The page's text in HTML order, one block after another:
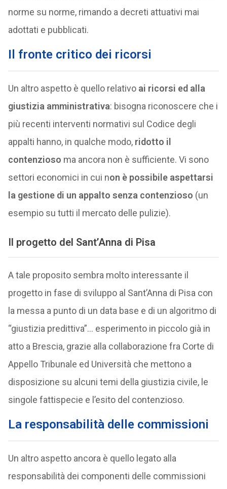
norme su norme, rimando a decreti attuativi mai
adottati e pubblicati.
Il fronte critico dei ricorsi
Un altro aspetto è quello relativo ai ricorsi ed alla
giustizia amministrativa: bisogna riconoscere che i
più recenti interventi normativi sul Codice degli
appalti hanno, in qualche modo, ridotto il
contenzioso ma ancora non è sufficiente. Vi sono
settori economici in cui non è possibile aspettarsi
la gestione di un appalto senza contenzioso (un
esempio su tutti il mercato delle pulizie).
Il progetto del Sant’Anna di Pisa
A tale proposito sembra molto interessante il
progetto in fase di sviluppo al Sant’Anna di Pisa con
la messa a punto di un data base e di un algoritmo di
“giustizia predittiva”… esperimento in piccolo già in
atto a Brescia, grazie alla collaborazione fra Corte di
Appello Tribunale ed Università che mettono a
disposizione su alcuni temi della giustizia civile, le
singole fattispecie e l’esito del contenzioso.
La responsabilità delle commissioni
Un altro aspetto ancora è quello legato alla
responsabilità dei componenti delle commissioni